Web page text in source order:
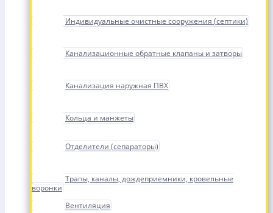
Индивидуальные очистные сооружения (септики)
Канализационные обратные клапаны и затворы
Канализация наружная ПВХ
Кольца и манжеты
Отделители (сепараторы)
Трапы, каналы, дождеприемники, кровельные
воронки
Вентиляция